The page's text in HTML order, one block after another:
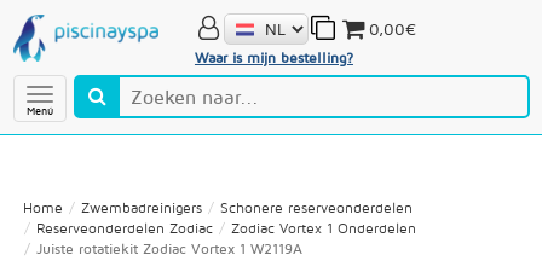
Menú
Waar is mijn bestelling?
0,00€
Home Zwembadreinigers
Schonere reserveonderdelen
Reserveonderdelen Zodiac
Zodiac Vortex 1 Onderdelen
Juiste rotatiekit Zodiac Vortex 1 W2119A